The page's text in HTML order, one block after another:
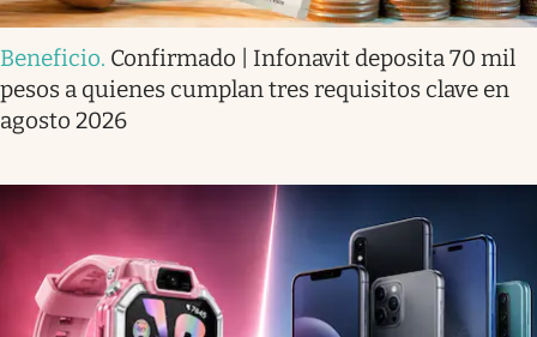
Beneficio. Confirmado | Infonavit deposita 70 mil
pesos a quienes cumplan tres requisitos clave en
agosto 2026